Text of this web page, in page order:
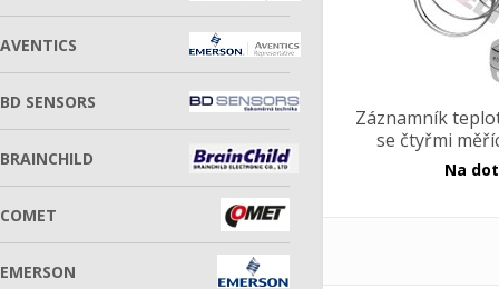
Záznamník
se čtyřmi
Na
AVENTICS
BD SENSORS
BRAINCHILD
COMET
EMERSON